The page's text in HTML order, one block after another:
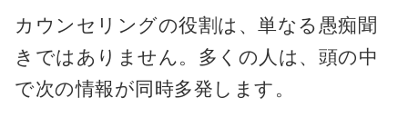
カウンセリングの役割は、単なる愚痴聞
きではありません。多くの人は、頭の中
で次の情報が同時多発します。